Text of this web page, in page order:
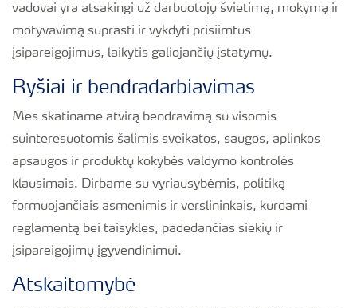
vadovai yra atsakingi už darbuotojų švietimą, mokymą ir
motyvavimą suprasti ir vykdyti prisiimtus
įsipareigojimus, laikytis galiojančių įstatymų.
Ryšiai ir bendradarbiavimas
Mes skatiname atvirą bendravimą su visomis
suinteresuotomis šalimis sveikatos, saugos, aplinkos
apsaugos ir produktų kokybės valdymo kontrolės
klausimais. Dirbame su vyriausybėmis, politiką
formuojančiais asmenimis ir verslininkais, kurdami
reglamentą bei taisykles, padedančias siekių ir
įsipareigojimų įgyvendinimui.
Atskaitomybė